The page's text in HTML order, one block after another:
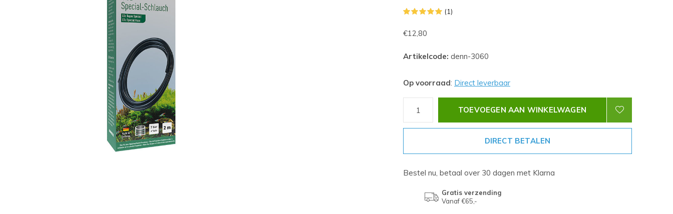
(1)
€12,80
Artikelcode: denn-3060
Op voorraad: Direct leverbaar
TOEVOEGEN AAN WINKELWAGEN
DIRECT BETALEN
Bestel nu, betaal over 30 dagen met Klarna
Gratis verzending
Vanaf €65,-